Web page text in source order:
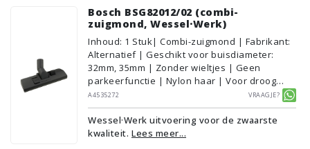
Bosch BSG82012/02 (combi-
zuigmond, Wessel·Werk)
Inhoud: 1 Stuk| Combi-zuigmond | Fabrikant:
Alternatief | Geschikt voor buisdiameter:
32mm, 35mm | Zonder wieltjes | Geen
parkeerfunctie | Nylon haar | Voor droog
gebruik | Breedte: 27cm | Zonder verlichting |
Zonder kliksysteem | Zwart | Wessel·Werk |
Geschikt voor vloertype: Plavuizen/Tegels,
Parket/Laminaat, PVC/Vinyl,
A4535272 Vraagje?
Wessel·Werk uitvoering voor de zwaarste
kwaliteit. Lees meer...